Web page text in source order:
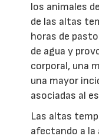
los animales
de las altas
horas de
de agua y
corporal, una
una mayor
asociadas al
Las altas
afectando a